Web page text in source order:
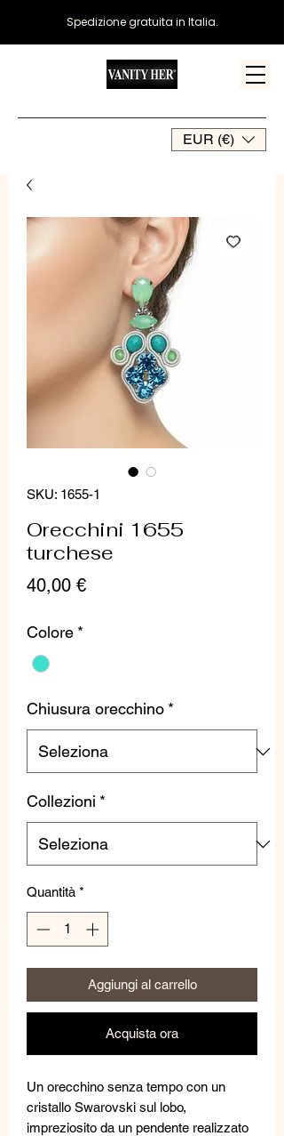
EUR (€)
Spedizione gratuita in Italia.
SKU: 1655-1
Orecchini 1655
turchese
40,00 €Prezzo
Colore *
Chiusura orecchino *
Collezioni *
Quantità *
Aggiungi al carrello
Acquista ora
Un orecchino senza tempo con un
cristallo Swarovski sul lobo,
impreziosito da un pendente realizzato